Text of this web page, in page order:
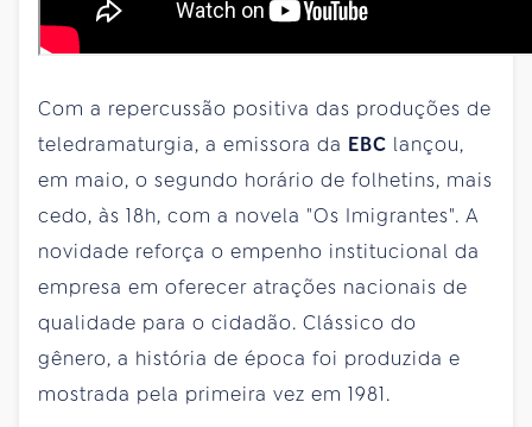
Com a repercussão positiva das produções de
teledramaturgia, a emissora da EBC lançou,
em maio, o segundo horário de folhetins, mais
cedo, às 18h, com a novela "Os Imigrantes". A
novidade reforça o empenho institucional da
empresa em oferecer atrações nacionais de
qualidade para o cidadão. Clássico do
gênero, a história de época foi produzida e
mostrada pela primeira vez em 1981.